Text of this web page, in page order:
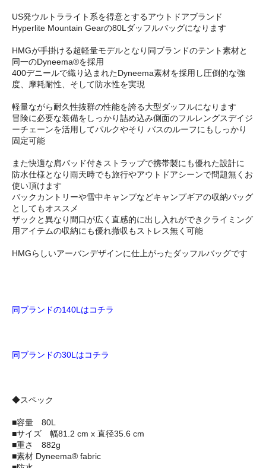
US発ウルトラライト系を得意とするアウトドアブランド
Hyperlite Mountain Gearの80Lダッフルバッグになります
HMGが手掛ける超軽量モデルとなり同ブランドのテント素材と
同一のDyneema®を採用
400デニールで織り込まれたDyneema素材を採用し圧倒的な強
度、摩耗耐性、そして防水性を実現
軽量ながら耐久性抜群の性能を誇る大型ダッフルになります
冒険に必要な装備をしっかり詰め込み側面のフルレングスデイジ
ーチェーンを活用してパルクやそり バスのルーフにもしっかり
固定可能
また快適な肩パッド付きストラップで携帯製にも優れた設計に
防水仕様となり雨天時でも旅行やアウトドアシーンで問題無くお
使い頂けます
バックカントリーや雪中キャンプなどキャンプギアの収納バッグ
としてもオススメ
ザックと異なり間口が広く直感的に出し入れができクライミング
用アイテムの収納にも優れ撤収もストレス無く可能
HMGらしいアーバンデザインに仕上がったダッフルバッグです
同ブランドの140Lはコチラ
同ブランドの30Lはコチラ
◆スペック
■容量 80L
■サイズ 幅81.2 cm x 直径35.6 cm
■重さ 882g
■素材 Dyneema® fabric